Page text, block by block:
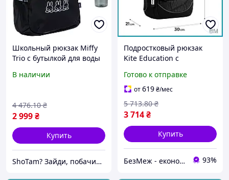
Школьный рюкзак Miffy
Trio с бутылкой для воды
девушек ортопедический
В наличии
2 999₴
4 476.10 ₴
Купить
ShoTam? Зайди, побачиш сам!
Подростковый рюкзак
Kite Education с
вместительный
школьный портфель BM1
Готово к отправке
от619₴/мес
3 714₴
5 713.80 ₴
Купить
БезМеж - економія поруч! 93%